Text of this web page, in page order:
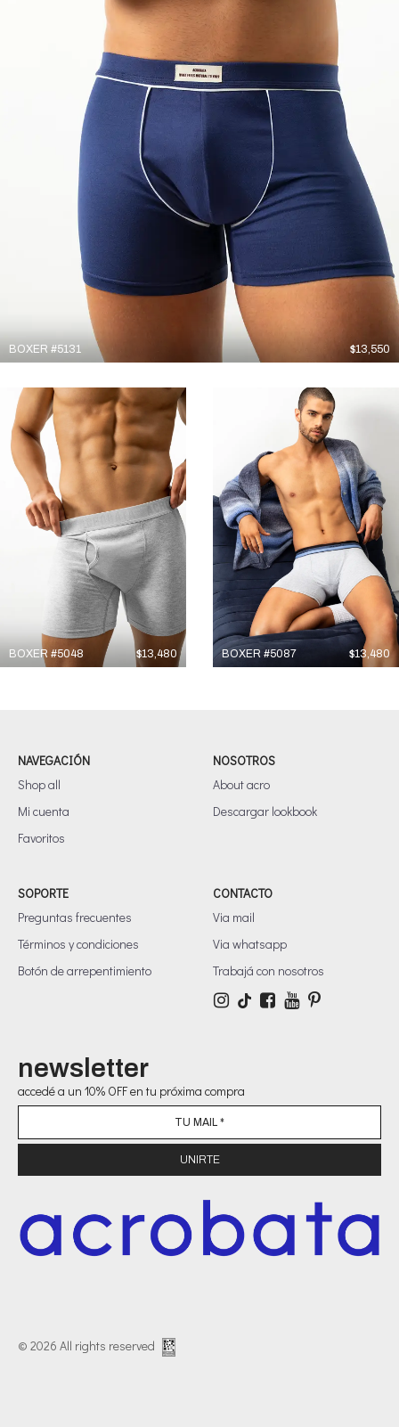
BOXER #5131 $13,550
BOXER #5048 $13,480 BOXER #5087 $13,480
NAVEGACIÓN
Shop all
Mi cuenta
Favoritos
NOSOTROS
About acro
Descargar lookbook
SOPORTE
Preguntas frecuentes
Términos y condiciones
Botón de arrepentimiento
CONTACTO
Via mail
Via whatsapp
Trabajá con nosotros
newsletter
accedé a un 10% OFF en tu próxima compra
© 2026 All rights reserved